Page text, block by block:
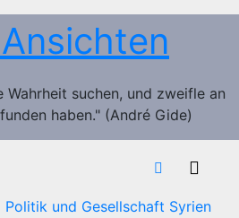
Wahrheit suchen, und zweifle an
haben." (André Gide)
Politik und Gesellschaft Syrien